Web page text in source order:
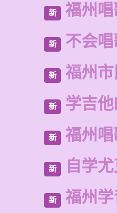
新 福州
新 不会
新 福州
新 学吉
新 福州
新 自学
新 福州